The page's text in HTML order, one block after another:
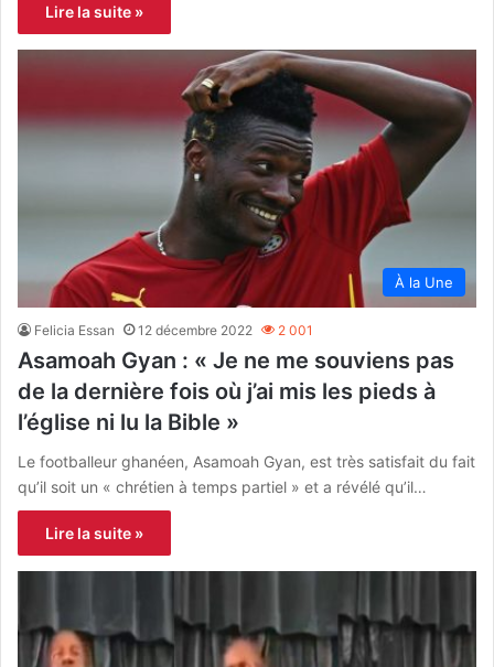
Lire la suite »
À la Une
Felicia Essan 12 décembre 2022 2 001
Asamoah Gyan : « Je ne me souviens pas
de la dernière fois où j’ai mis les pieds à
l’église ni lu la Bible »
Le footballeur ghanéen, Asamoah Gyan, est très satisfait du fait
qu’il soit un « chrétien à temps partiel » et a révélé qu’il…
Lire la suite »